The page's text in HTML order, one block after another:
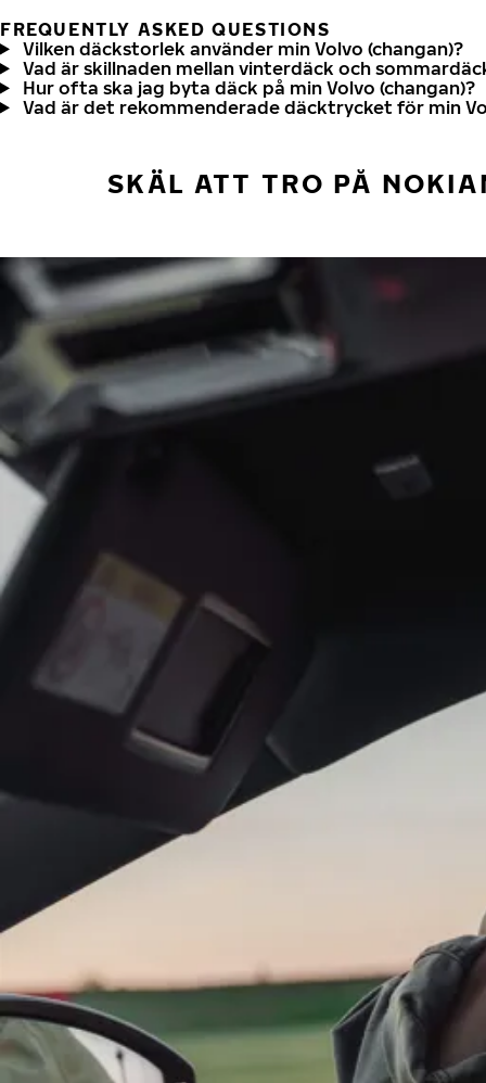
FREQUENTLY ASKED QUESTIONS
Vilken däckstorlek använder min Volvo (changan)?
Vad är skillnaden mellan vinterdäck och
Hur ofta ska jag byta däck på min Volvo (changan)?
Vad är det rekommenderade däcktrycket för min
SKÄL ATT TRO PÅ